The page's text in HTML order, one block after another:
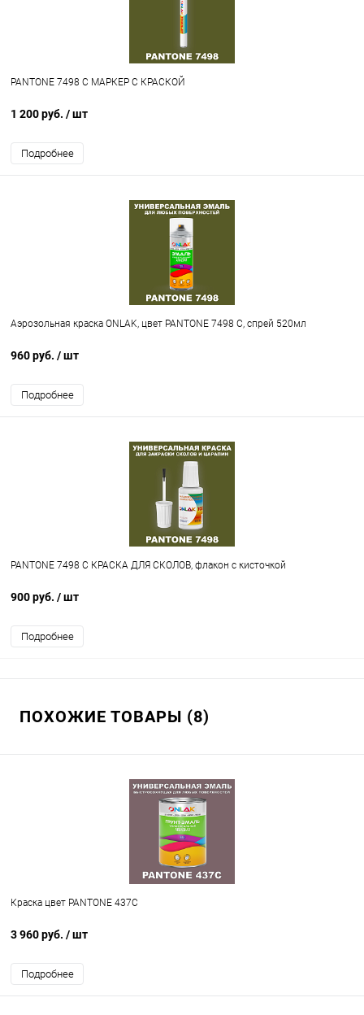
PANTONE 7498 C МАРКЕР С КРАСКОЙ
1 200 руб. / шт
Подробнее
Аэрозольная краска ONLAK, цвет PANTONE 7498 C, спрей 520мл
960 руб. / шт
Подробнее
PANTONE 7498 C КРАСКА ДЛЯ СКОЛОВ, флакон с кисточкой
900 руб. / шт
Подробнее
ПОХОЖИЕ ТОВАРЫ (8)
Краска цвет PANTONE 437C
3 960 руб. / шт
Подробнее